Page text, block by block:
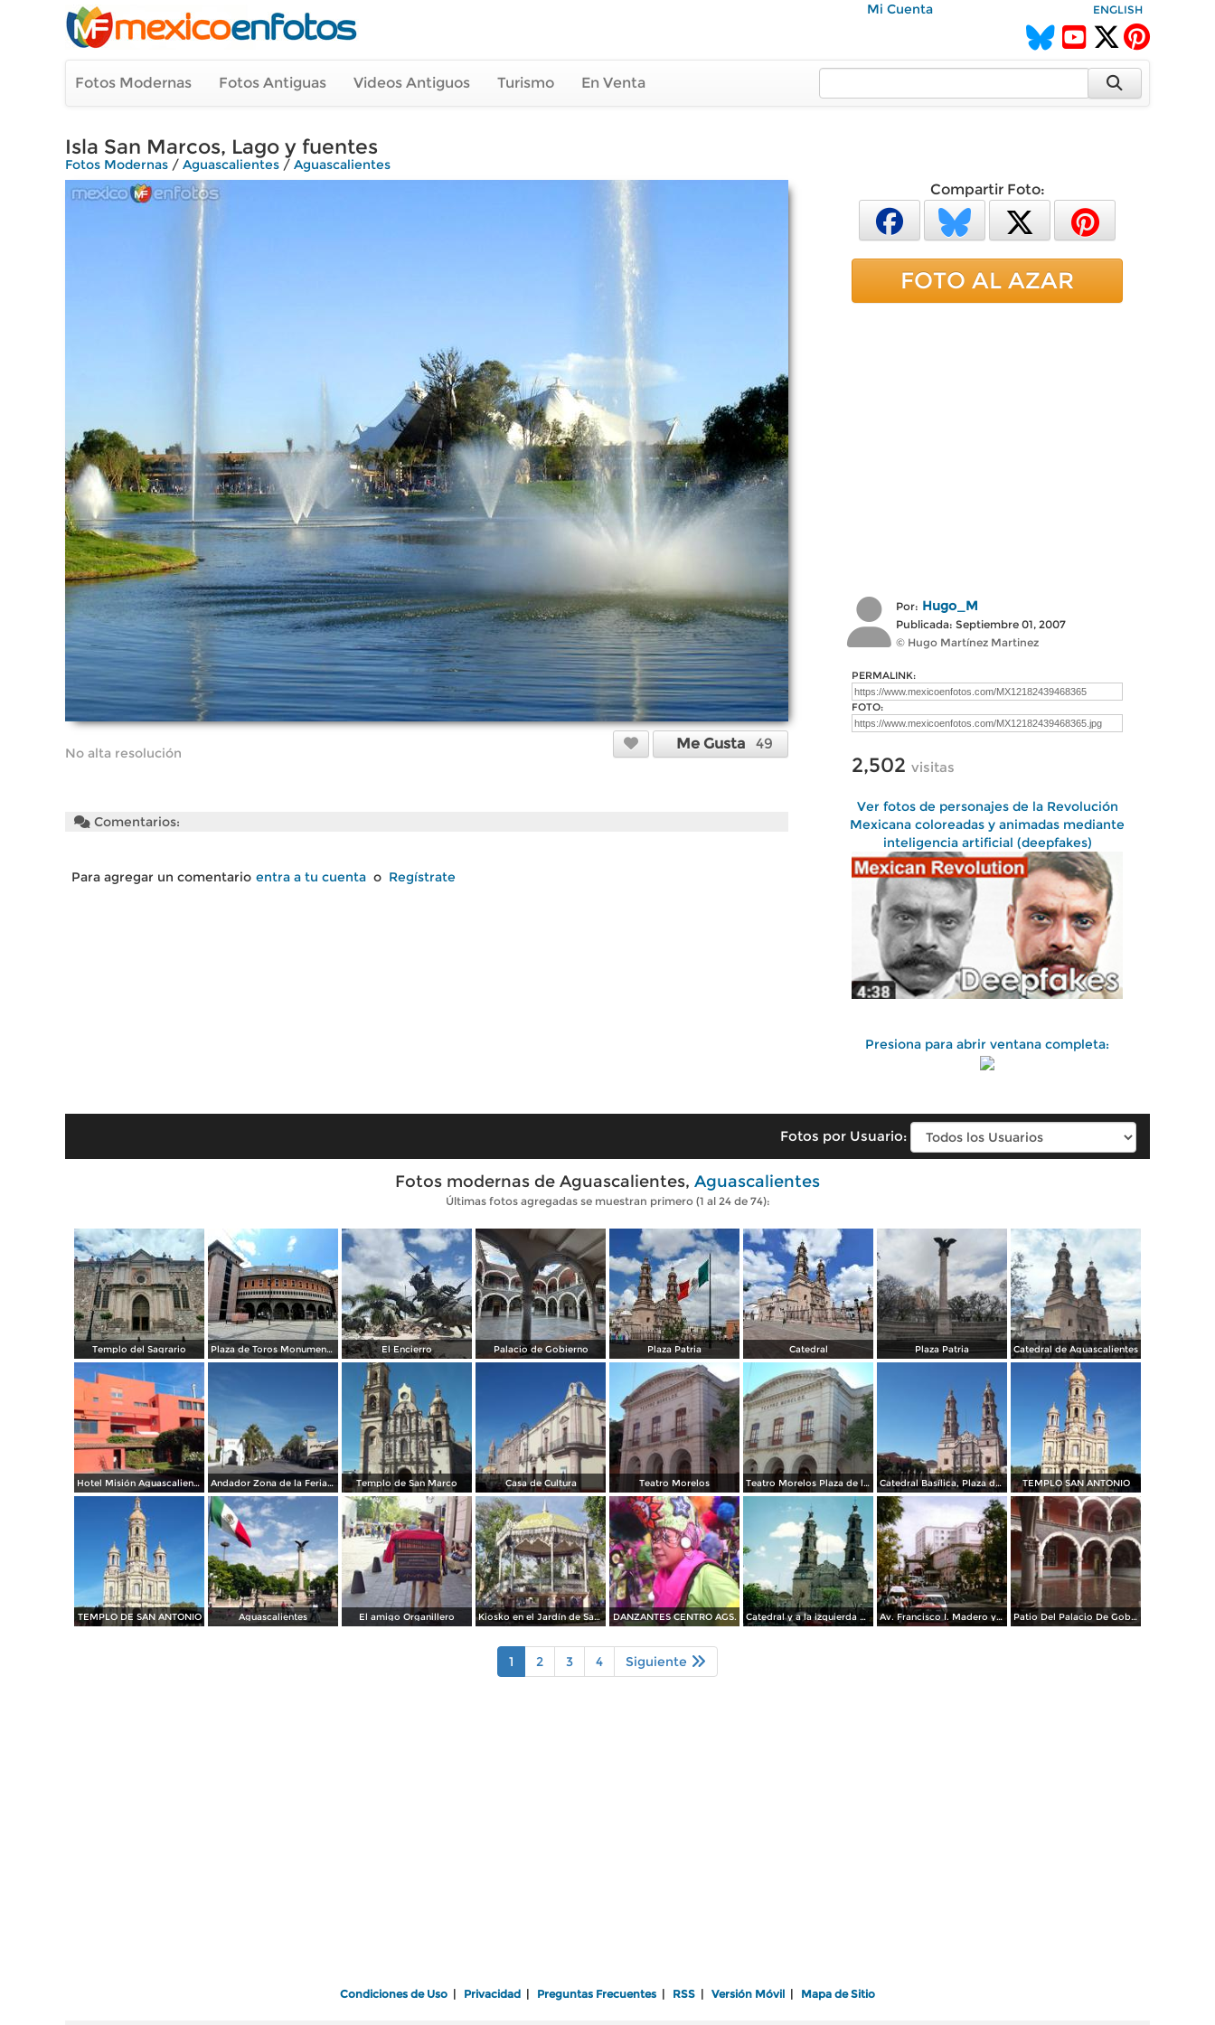
Mi Cuenta ENGLISH
Fotos Modernas Fotos Antiguas Videos Antiguos Turismo En Venta
Isla San Marcos, Lago y fuentes
Fotos Modernas / Aguascalientes / Aguascalientes
No alta resolución
Me Gusta 49
Comentarios:
Para agregar un comentario entra a tu cuenta o Regístrate
Compartir Foto:
FOTO AL AZAR
Por: Hugo_M
Publicada: Septiembre 01, 2007
© Hugo Martínez Martinez
PERMALINK:
FOTO:
2,502 visitas
Ver fotos de personajes de la Revolución
Mexicana coloreadas y animadas mediante
inteligencia artificial (deepfakes)
Presiona para abrir ventana completa:
Fotos por Usuario:
Fotos modernas de Aguascalientes, Aguascalientes
Últimas fotos agregadas se muestran primero (1 al 24 de 74):
Templo del Sagrario Plaza de Toros Monumental El Encierro Palacio de Gobierno Plaza Patria Catedral Plaza Patria Catedral de Aguascalientes
Hotel Misión Aguascalientes Sur. Abril/2017 Andador Zona de la Feria de San Marcos Aguascalientes Templo de San Marco Casa de Cultura Teatro Morelos Teatro Morelos Plaza de la Soberana Convención Revolucionaria Catedral Basílica, Plaza de la Patria. TEMPLO SAN ANTONIO
TEMPLO DE SAN ANTONIO Aguascalientes El amigo Organillero Kiosko en el Jardín de San Marcos DANZANTES CENTRO AGS. Catedral y a la izquierda el teatro Morelos. Aguascalientes, Aguascalientes. 2002 Av. Francisco I. Madero y Hotel Francia. Aguascalientes, Aguascalientes Patio Del Palacio De Gobierno
1 2 3 4 Siguiente
Condiciones de Uso Privacidad Preguntas Frecuentes RSS Versión Móvil Mapa de Sitio